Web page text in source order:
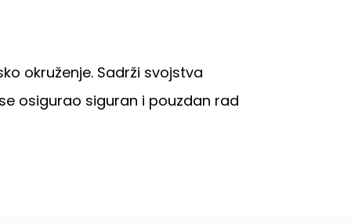
okruženje. Sadrži svojstva
osigurao siguran i pouzdan rad